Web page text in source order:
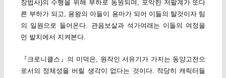
장법사)의 수행을 위해 부하로 동원되며, 포악한 저팔계가 또다
른 부하가 되고, 용왕의 아들이 용마가 되어 이들의 탈것이자 팀
의 일원으로 들어온다. 관음보살과 석가여래는 이들의 여정을
먼 발치에서 지켜본다.
『크로니클스』의 미덕은, 원작인 서유기가 가지는 동양고전으
로서의 정체성을 버릴 생각이 없다는 것이다. 적당히 캐릭터들